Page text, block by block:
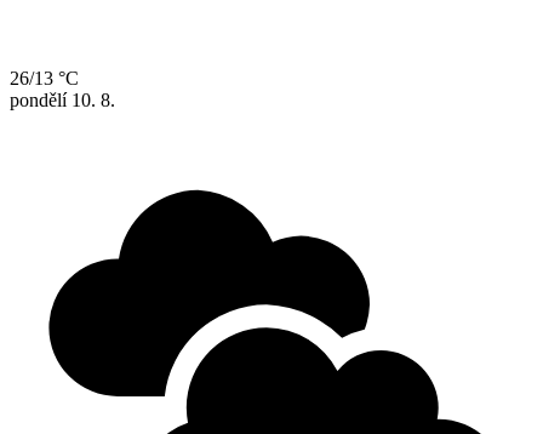
26/13 °C
pondělí 10. 8.